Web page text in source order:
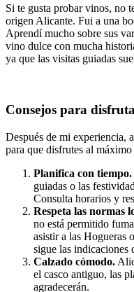
Si te gusta probar vinos, no
origen Alicante. Fui a una
Aprendí mucho sobre sus
vino dulce con mucha
ya que las visitas guiadas
Consejos para
Después de mi experiencia,
para que disfrutes al
Planifica con tiempo.
guiadas o las
Consulta horarios y
Respeta las normas
no está permitido
asistir a las Hogueras
sigue las indicaciones
Calzado cómodo.
el casco antiguo, las
agradecerán.